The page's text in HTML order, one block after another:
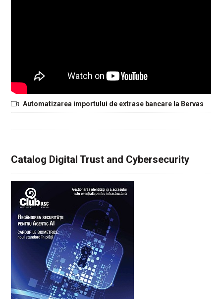
Automatizarea importului de extrase bancare la Bervas
Catalog Digital Trust and Cybersecurity